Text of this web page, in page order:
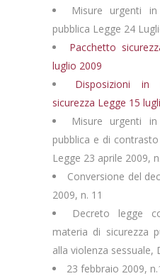
Misure urgenti
pubblica Legge 24
Pacchetto
luglio 2009
Disposizioni in
sicurezza Legge 15
Misure urgenti
pubblica e di
Legge 23 aprile 2009,
Conversione del
2009, n. 11
Decreto legge
materia di sicurezza
alla violenza sessuale,
23 febbraio 2009,